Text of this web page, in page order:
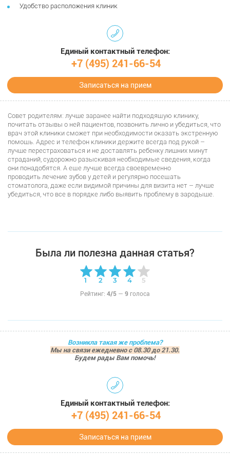
Удобство расположения клиник
Единый контактный телефон:
+7 (495) 241-66-54
Записаться на прием
Совет родителям: лучше заранее найти подходящую клинику,
почитать отзывы о ней пациентов, позвонить лично и убедиться, что
врач этой клиники сможет при необходимости оказать экстренную
помощь. Адрес и телефон клиники держите всегда под рукой –
лучше перестраховаться и не доставлять ребенку лишних минут
страданий, судорожно разыскивая необходимые сведения, когда
они понадобятся. А еще лучше всегда своевременно
проводить лечение зубов у детей и регулярно посещать
стоматолога, даже если видимой причины для визита нет – лучше
убедиться, что все в порядке либо выявить проблему в зародыше.
Была ли полезна данная статья?
Рейтинг: 4/5 — 9 голоса
Возникла такая же проблема?
Мы на связи ежедневно с 08.30 до 21.30.
Будем рады Вам помочь!
Единый контактный телефон:
+7 (495) 241-66-54
Записаться на прием